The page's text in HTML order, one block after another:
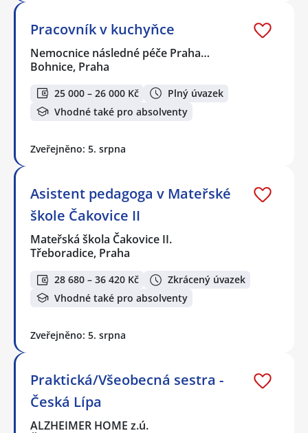
Pracovník v kuchyňce
Nemocnice následné péče Praha…
Bohnice, Praha
25 000 – 26 000 Kč
Plný úvazek
Vhodné také pro absolventy
Zveřejněno: 5. srpna
Asistent pedagoga v Mateřské
škole Čakovice II
Mateřská škola Čakovice II.
Třeboradice, Praha
28 680 – 36 420 Kč
Zkrácený úvazek
Vhodné také pro absolventy
Zveřejněno: 5. srpna
Praktická/Všeobecná sestra -
Česká Lípa
ALZHEIMER HOME z.ú.